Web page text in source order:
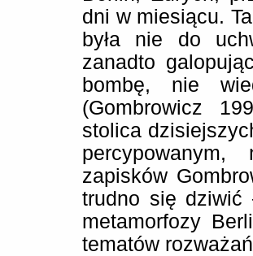
dni w miesiącu.
była nie do
zanadto
bombę, nie
(Gombrowicz
stolica
zapisków
trudno się dziwić
metamorfozy
tematów